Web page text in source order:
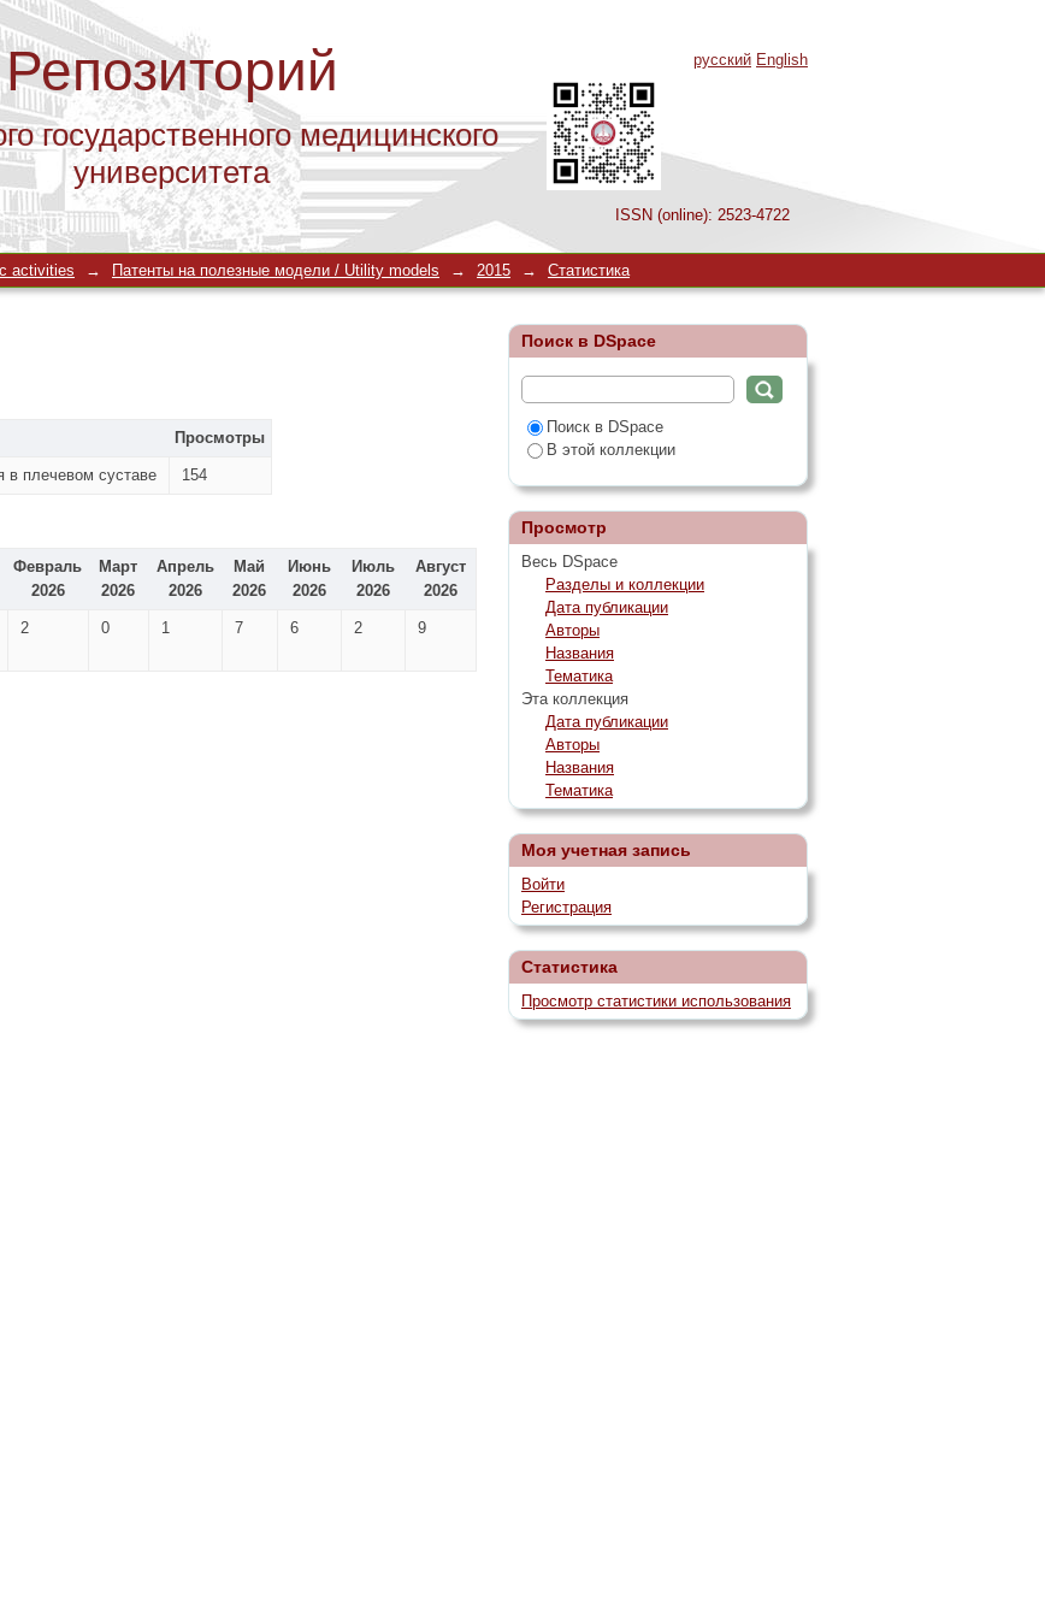
Репозиторий
государственного медицинского
университета
ISSN (online): 2523-4722
русский English
activities → Патенты на полезные модели / Utility models → 2015 → Статистика
Просмотры
в плечевом суставе 154
Февраль
2026
Март
2026
Апрель
2026
Май
2026
Июнь
2026
Июль
2026
Август
2026
2 0 1 7 6 2 9
Поиск в DSpace
Поиск в DSpace
В этой коллекции
Просмотр
Весь DSpace
Разделы и коллекции
Дата публикации
Авторы
Названия
Тематика
Эта коллекция
Дата публикации
Авторы
Названия
Тематика
Моя учетная запись
Войти
Регистрация
Статистика
Просмотр статистики использования